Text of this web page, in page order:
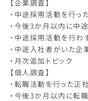
【企業調査】
・中途採用活動を行っ
・今後3か月以内に中
・中途採用活動を行わ
・中途入社者がいた企
・月次追加トピック
【個人調査】
・転職活動を行った正
・今後3か月以内に転